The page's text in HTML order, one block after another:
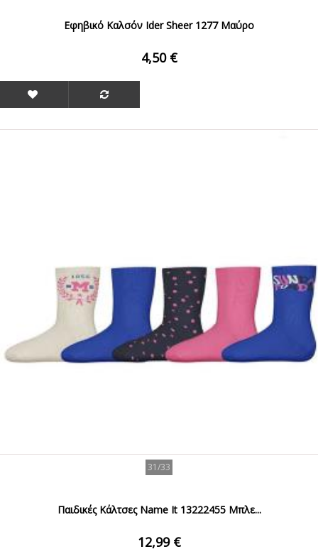
Εφηβικό Καλσόν Ider Sheer 1277 Μαύρο
4,50 €
31/33
Παιδικές Κάλτσες Name It 13222455 Μπλε...
12,99 €